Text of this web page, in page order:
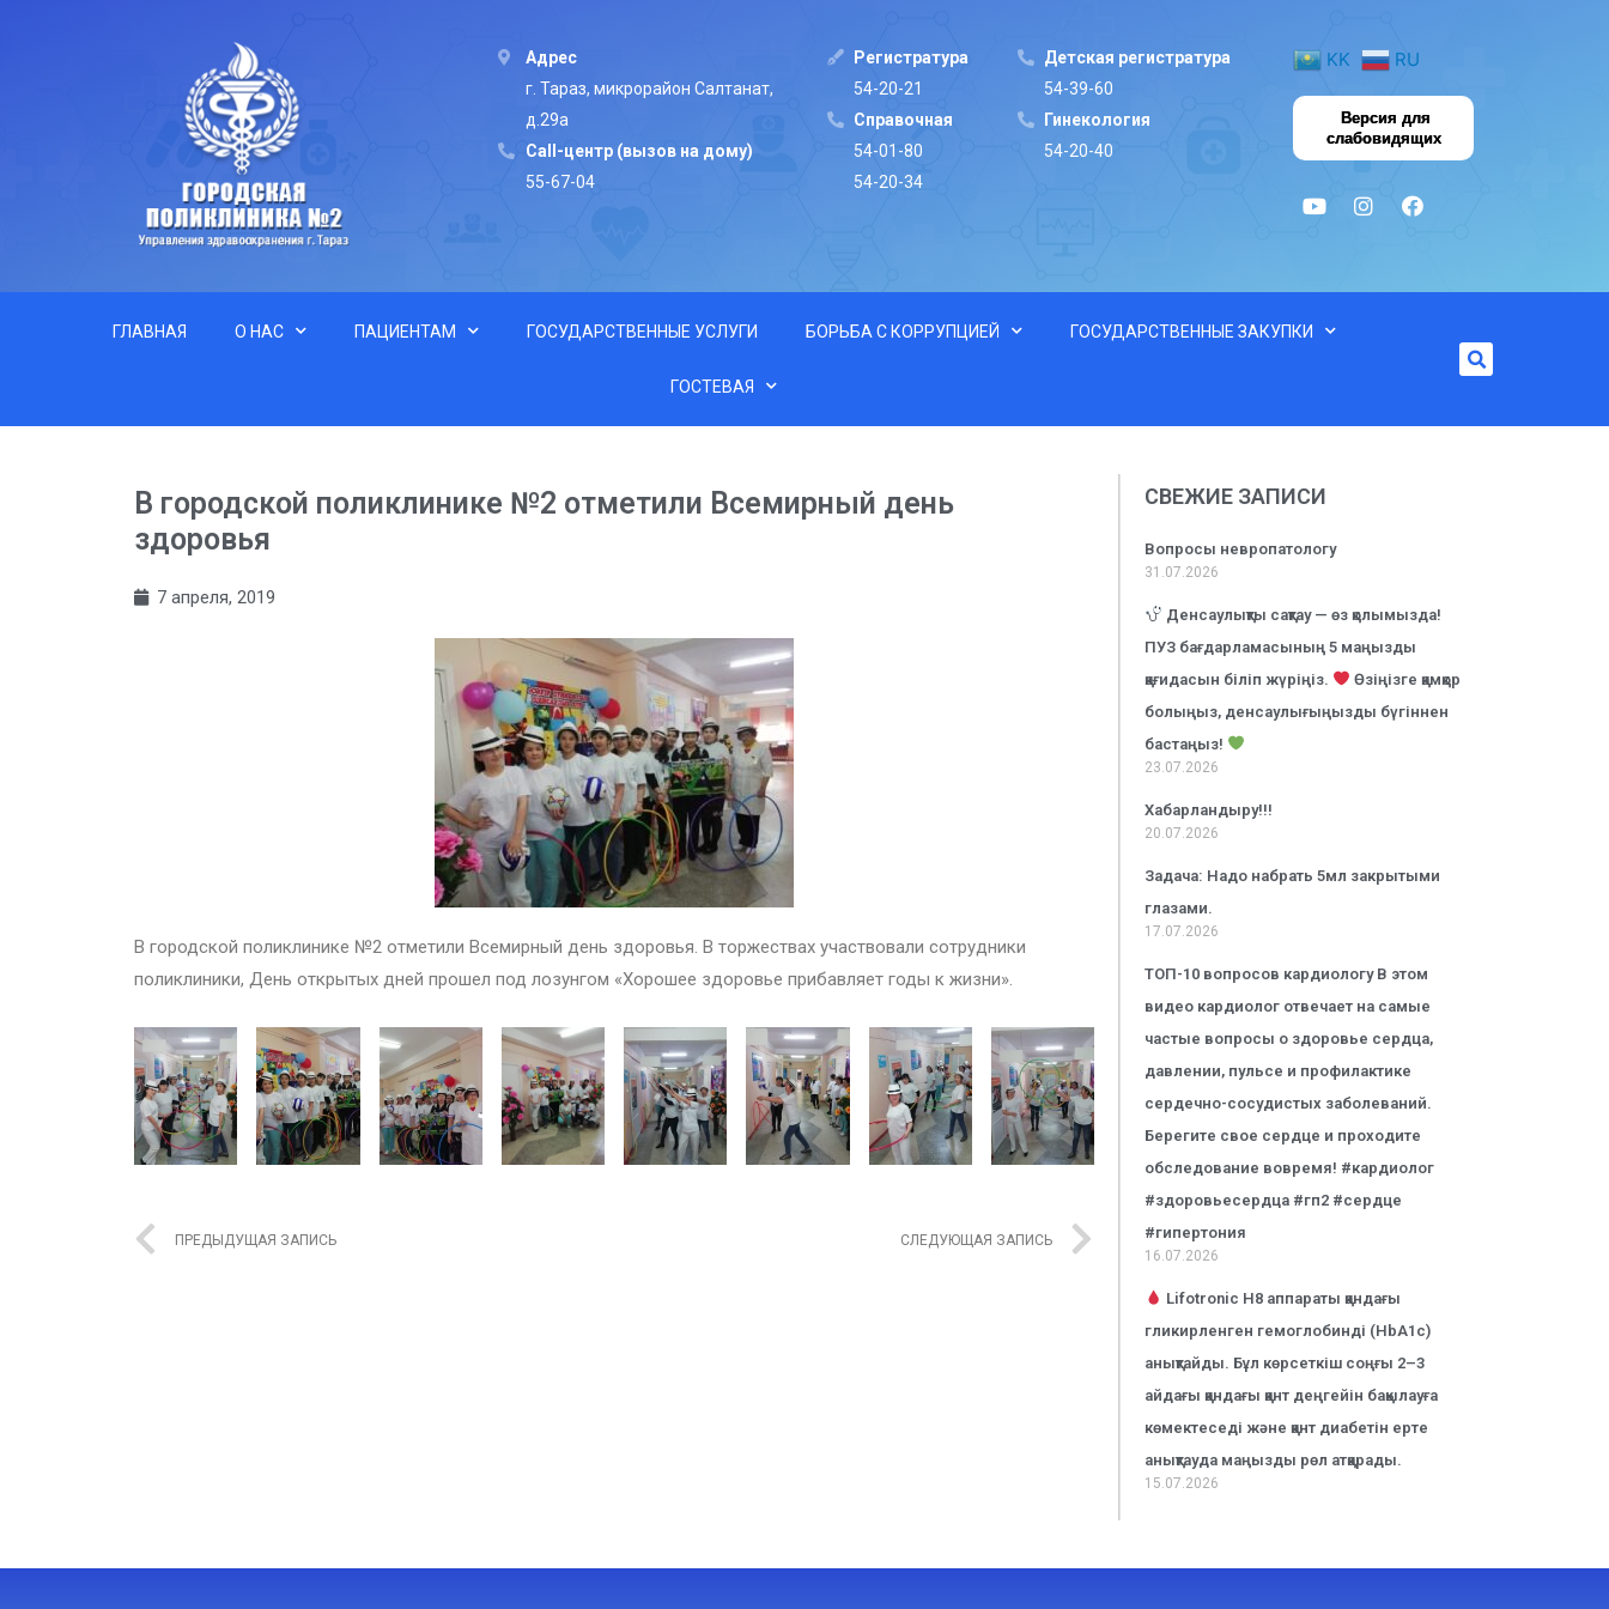
Адрес
г. Тараз, микрорайон Салтанат,
д.29а
Call-центр (вызов на дому)
55-67-04
Регистратура
54-20-21
Cправочная
54-01-80
54-20-34
Детская регистратура
54-39-60
Гинекология
54-20-40
KK RU
Версия для
слабовидящих
ГЛАВНАЯ О НАС ПАЦИЕНТАМ ГОСУДАРСТВЕННЫЕ УСЛУГИ БОРЬБА С КОРРУПЦИЕЙ ГОСУДАРСТВЕННЫЕ ЗАКУПКИ
ГОСТЕВАЯ
В городской поликлинике №2 отметили Всемирный день
здоровья
7 апреля, 2019
В городской поликлинике №2 отметили Всемирный день здоровья. В торжествах участвовали сотрудники
поликлиники, День открытых дней прошел под лозунгом «Хорошее здоровье прибавляет годы к жизни».
ПРЕДЫДУЩАЯ ЗАПИСЬ СЛЕДУЮЩАЯ ЗАПИСЬ
СВЕЖИЕ ЗАПИСИ
Вопросы невропатологу
31.07.2026
Денсаулықты сақтау — өз қолымызда!
ПУЗ бағдарламасының 5 маңызды
қағидасын біліп жүріңіз.
Өзіңізге қамқор
болыңыз, денсаулығыңызды бүгіннен
бастаңыз!
23.07.2026
Хабарландыру!!!
20.07.2026
Задача: Надо набрать 5мл закрытыми
глазами.
17.07.2026
ТОП-10 вопросов кардиологу В этом
видео кардиолог отвечает на самые
частые вопросы о здоровье сердца,
давлении, пульсе и профилактике
сердечно-сосудистых заболеваний.
Берегите свое сердце и проходите
обследование вовремя! #кардиолог
#здоровьесердца #гп2 #сердце
#гипертония
16.07.2026
Lifotronic H8 аппараты қандағы
гликирленген гемоглобинді (HbA1c)
анықтайды. Бұл көрсеткіш соңғы 2–3
айдағы қандағы қант деңгейін бақылауға
көмектеседі және қант диабетін ерте
анықтауда маңызды рөл атқарады.
15.07.2026